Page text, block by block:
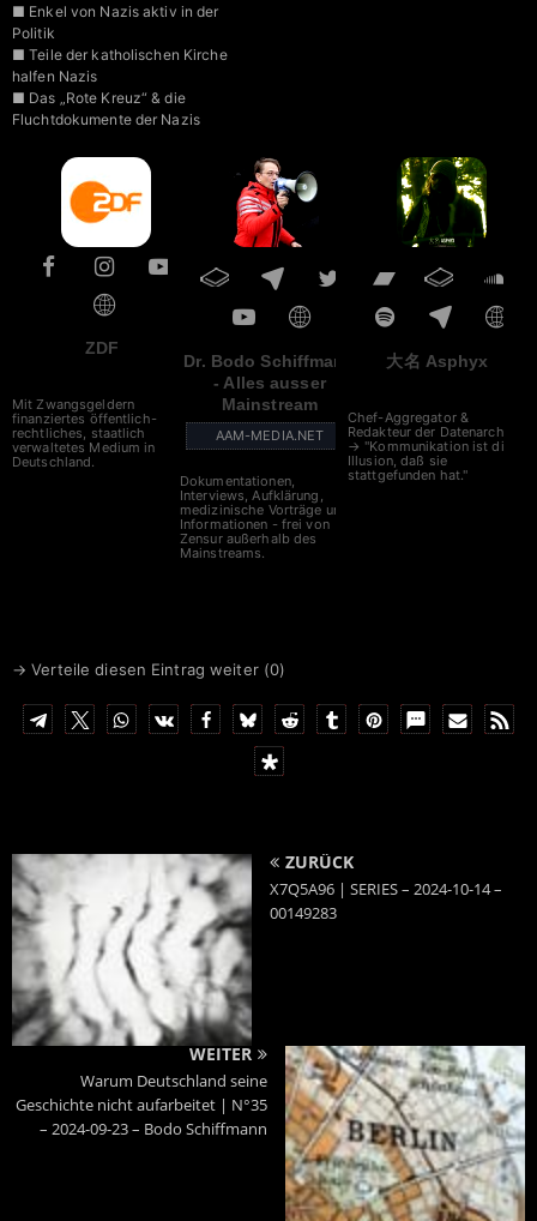
■ Enkel von Nazis aktiv in der
Politik
■ Teile der katholischen Kirche
halfen Nazis
■ Das „Rote Kreuz“ & die
Fluchtdokumente der Nazis
■ NATO – Gemeinsam gegen
Russland
ZDF
Mit Zwangsgeldern
finanziertes öffentlich-
rechtliches, staatlich
verwaltetes Medium in
Deutschland.
Dr. Bodo Schiffmann
- Alles ausser
Mainstream
AAM-MEDIA.NET
Dokumentationen,
Interviews, Aufklärung,
medizinische Vorträge und
Informationen - frei von
Zensur außerhalb des
Mainstreams.
大名 Asphyx
Chef-Aggregator &
Redakteur der Datenarche
→ "Kommunikation ist die
Illusion, daß sie
stattgefunden hat."
→ Verteile diesen Eintrag weiter (0)
ZURÜCK
X7Q5A96 | SERIES – 2024-10-14 –
00149283
WEITER
Warum Deutschland seine
Geschichte nicht aufarbeitet | N°35
– 2024-09-23 – Bodo Schiffmann